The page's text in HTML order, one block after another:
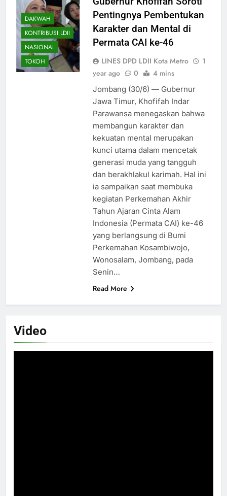
Video
DAKWAH
KONTRIBUSI LDII
NASIONAL
TOKOH
Pentingnya Pembentukan
Karakter dan Mental di
Permata CAI ke-46
LINES DPD LDII Kota Metro
1
year ago
0 4 mins
Jombang (30/6) — Gubernur
Jawa Timur, Khofifah Indar
Parawansa menegaskan bahwa
membangun karakter dan
kekuatan mental merupakan
kunci utama dalam mencetak
generasi muda yang tangguh
dan berakhlakul karimah. Hal ini
ia sampaikan saat membuka
kegiatan Perkemahan Akhir
Tahun Ajaran Cinta Alam
Indonesia (Permata CAI) ke-46
yang berlangsung di Bumi
Perkemahan Kosambiwojo,
Wonosalam, Jombang, pada
Senin…
Read More